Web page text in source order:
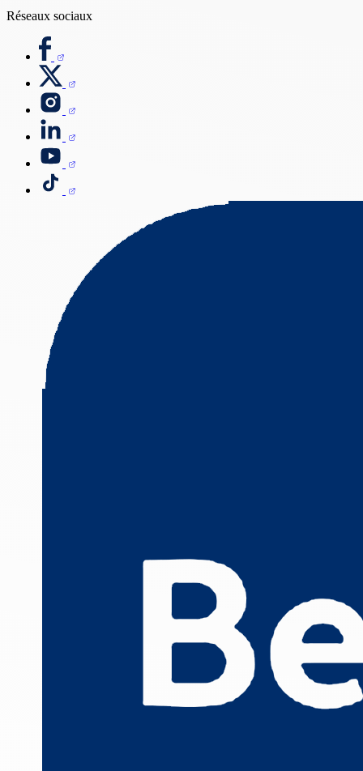
Réseaux sociaux